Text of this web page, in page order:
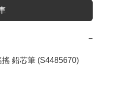
−
鉛芯筆 (S4485670)